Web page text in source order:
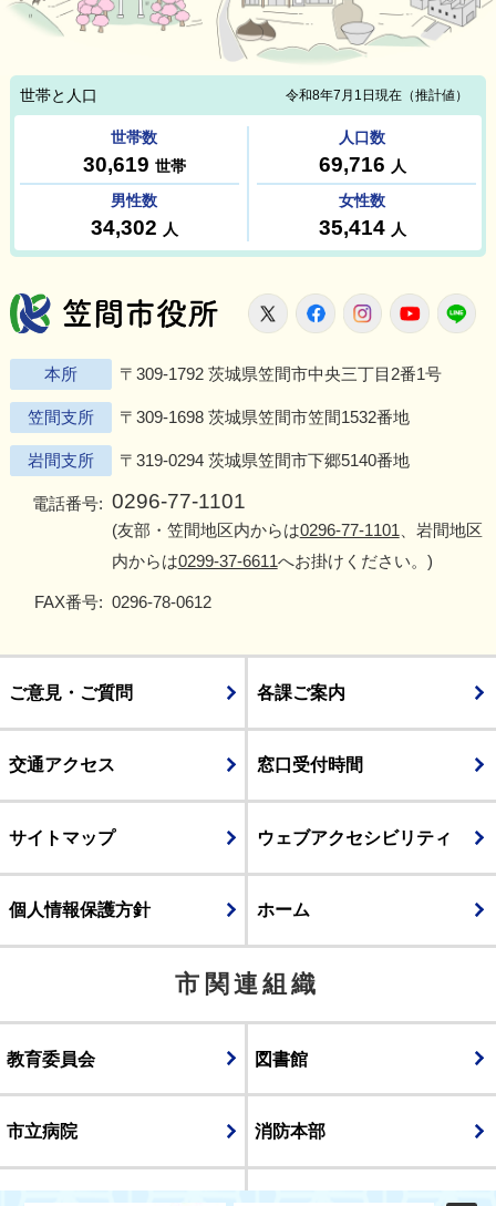
笠間市役所
X FacebookInstagram
本所 〒309-1792 茨城県笠間市中央三丁目2番1号
笠間支所 〒309-1698 茨城県笠間市笠間1532番地
岩間支所 〒319-0294 茨城県笠間市下郷5140番地
電話番号: 0296-77-1101
(友部・笠間地区内からは0296-77-1101 、岩間地区
内からは0299-37-6611へお掛けください。)
FAX番号: 0296-78-0612
ご意見・ご質問 各課ご案内
交通アクセス 窓口受付時間
サイトマップ ウェブアクセシビリティ
個人情報保護方針 ホーム
市関連組織
教育委員会 図書館
市立病院 消防本部